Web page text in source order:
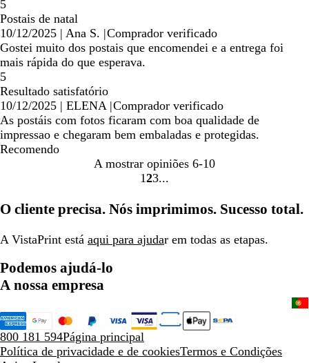
5
Postais de natal
10/12/2025 | Ana S. |Comprador verificado
Gostei muito dos postais que encomendei e a entrega foi
mais rápida do que esperava.
5
Resultado satisfatório
10/12/2025 | ELENA|Comprador verificado
As postáis com fotos ficaram com boa qualidade de
impressao e chegaram bem embaladas e protegidas.
Recomendo
A mostrar opiniões 6-10
Ir
a
1 Ir
a
2Ir
a
3
O cliente precisa. Nós imprimimos. Sucesso total.
A VistaPrint está aqui para ajudar em todas as etapas.
Podemos ajudá-lo
A nossa empresa
800 181 594Página principal
Política de privacidade e de cookiesTermos e Condições